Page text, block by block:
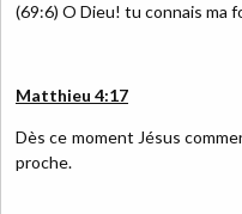
(69:6) O Dieu! tu connais ma
Matthieu 4:17
Dès ce moment Jésus
proche.